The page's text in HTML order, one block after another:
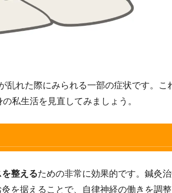
乱れた際にみられる一部の症状です。こ
私生活を見直してみましょう。
整えるための非常に効果的です。鍼灸
を据えることで、自律神経の働きを調